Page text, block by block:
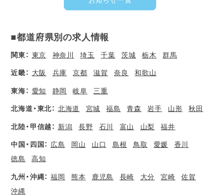
■都道府県別の求人情報
関東： 東京 神奈川 埼玉 千葉 茨城 栃木 群馬
近畿： 大阪 兵庫 京都 滋賀 奈良 和歌山
東海： 愛知 静岡 岐阜 三重
北海道・東北： 北海道 宮城 福島 青森 岩手 山形 秋田
北陸・甲信越： 新潟 長野 石川 富山 山梨 福井
中国・四国： 広島 岡山 山口 島根 鳥取 愛媛
香川
徳島
高知
九州・沖縄： 福岡 熊本 鹿児島 長崎 大分 宮崎
佐賀
沖縄